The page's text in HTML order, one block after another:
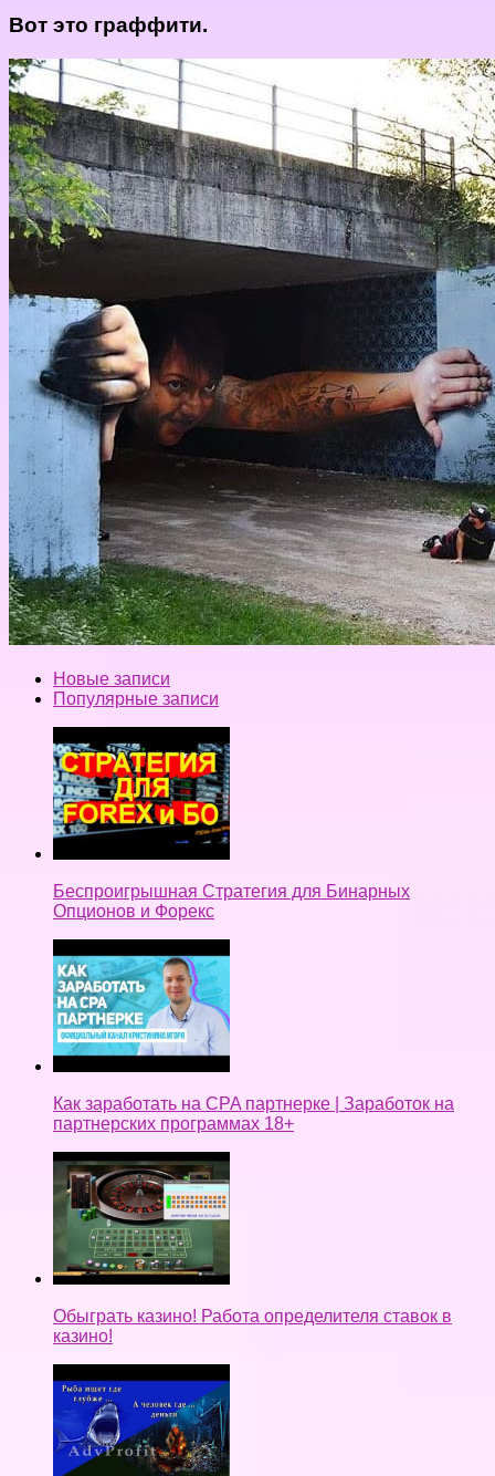
Вот это граффити.
Новые записи
Популярные записи
Беспроигрышная Стратегия для Бинарных
Опционов и Форекс
Как заработать на CPA партнерке | Заработок на
партнерских программах 18+
Обыграть казино! Работа определителя ставок в
казино!